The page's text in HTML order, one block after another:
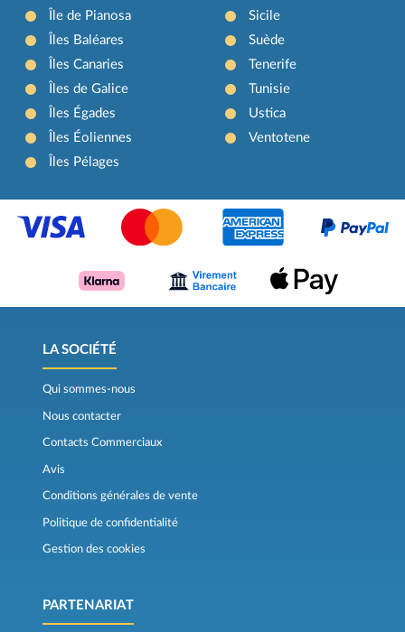
Île de Pianosa
Îles Baléares
Îles Canaries
Îles de Galice
Îles Égades
Îles Éoliennes
Îles Pélages
Sicile
Suède
Tenerife
Tunisie
Ustica
Ventotene
LA SOCIÉTÉ
Qui sommes-nous
Nous contacter
Contacts Commerciaux
Avis
Conditions générales de vente
Politique de confidentialité
Gestion des cookies
PARTENARIAT